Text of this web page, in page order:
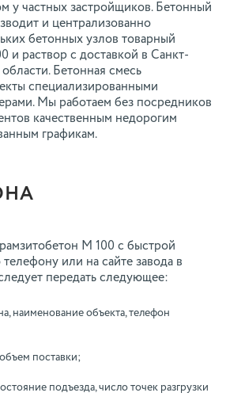
у частных застройщиков. Бетонный
и централизованно
бетонных узлов товарный
и раствор с доставкой в Санкт-
Бетонная смесь
специализированными
Мы работаем без посредников
качественным недорогим
графикам.
М 100 с быстрой
или на сайте завода в
передать следующее:
наименование объекта, телефон
поставки;
подъезда, число точек разгрузки